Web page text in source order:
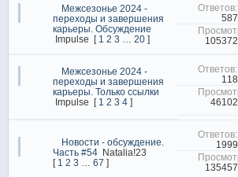
Межсезонье 2024 -
переходы и завершения
карьеры. Обсуждение
Impulse
[ 1 2 3 20 ]
587
105372
Межсезонье 2024 -
переходы и завершения
карьеры. Только ссылки
Impulse
[ 1 2 3 4 ]
118
46102
Новости - обсуждение.
Часть #54
Natalia!23
[ 1 2 3 67 ]
1999
135457